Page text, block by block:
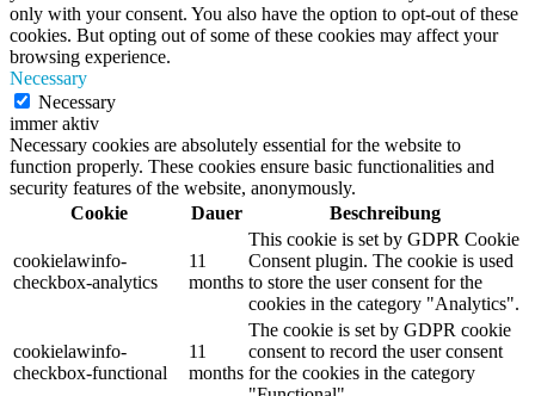
only with your consent. You also have the option to opt-out of these
cookies. But opting out of some of these cookies may affect your
browsing experience.
Necessary
Necessary
immer aktiv
Necessary cookies are absolutely essential for the website to
function properly. These cookies ensure basic functionalities and
security features of the website, anonymously.
Cookie
Dauer Beschreibung
cookielawinfo-
checkbox-analytics
11
months
This cookie is set by GDPR Cookie
Consent plugin. The cookie is used
to store the user consent for the
cookies in the category "Analytics".
cookielawinfo-
checkbox-functional
11
months
The cookie is set by GDPR cookie
consent to record the user consent
for the cookies in the category